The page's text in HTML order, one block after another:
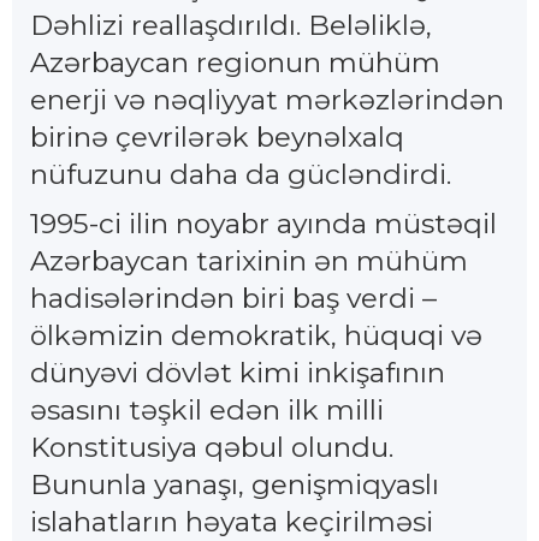
Dəhlizi reallaşdırıldı. Beləliklə,
Azərbaycan regionun mühüm
enerji və nəqliyyat mərkəzlərindən
birinə çevrilərək beynəlxalq
nüfuzunu daha da gücləndirdi.
1995-ci ilin noyabr ayında müstəqil
Azərbaycan tarixinin ən mühüm
hadisələrindən biri baş verdi –
ölkəmizin demokratik, hüquqi və
dünyəvi dövlət kimi inkişafının
əsasını təşkil edən ilk milli
Konstitusiya qəbul olundu.
Bununla yanaşı, genişmiqyaslı
islahatların həyata keçirilməsi